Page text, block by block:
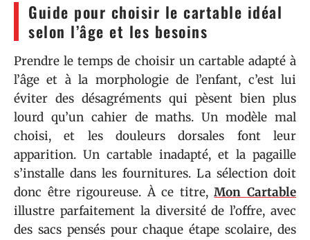
Guide pour choisir le cartable idéal
selon l’âge et les besoins
Prendre le temps de choisir un cartable adapté à
l’âge et à la morphologie de l’enfant, c’est lui
éviter des désagréments qui pèsent bien plus
lourd qu’un cahier de maths. Un modèle mal
choisi, et les douleurs dorsales font leur
apparition. Un cartable inadapté, et la pagaille
s’installe dans les fournitures. La sélection doit
donc être rigoureuse. À ce titre,Mon Cartable
illustre parfaitement la diversité de l’offre, avec
des sacs pensés pour chaque étape scolaire, des